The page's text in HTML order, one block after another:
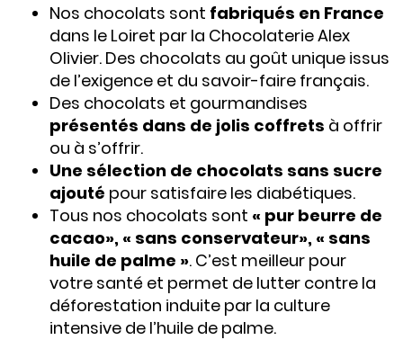
Nos chocolats sont fabriqués en France
dans le Loiret par la Chocolaterie Alex
Olivier. Des chocolats au goût unique issus
de l’exigence et du savoir-faire français.
Des chocolats et gourmandises
présentés dans de jolis coffrets à offrir
ou à s’offrir.
Une sélection de chocolats sans sucre
ajouté pour satisfaire les diabétiques.
Tous nos chocolats sont « pur beurre de
cacao», « sans conservateur», « sans
huile de palme ». C’est meilleur pour
votre santé et permet de lutter contre la
déforestation induite par la culture
intensive de l’huile de palme.